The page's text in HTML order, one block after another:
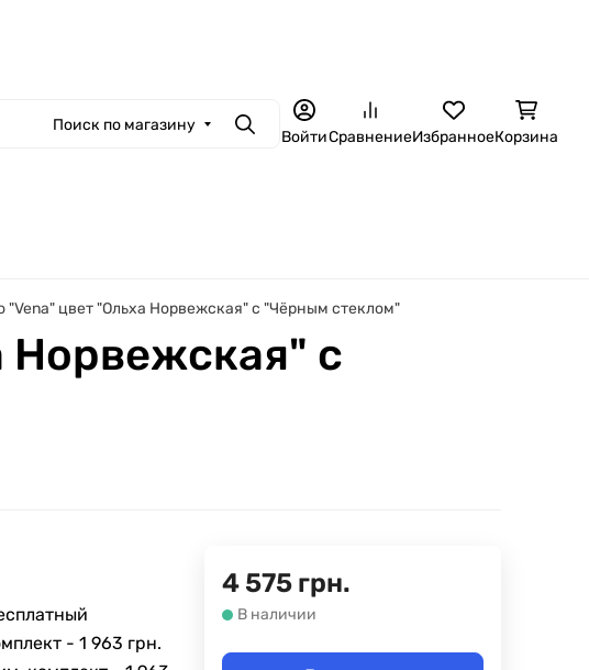
Поиск по магазину ПоискВойтиСравнениеИзбранноеКорзина
"Vena" цвет "Ольха Норвежская" с "Чёрным стеклом"
Норвежская" с
-1 963 грн.
4 575 грн.
В наличии